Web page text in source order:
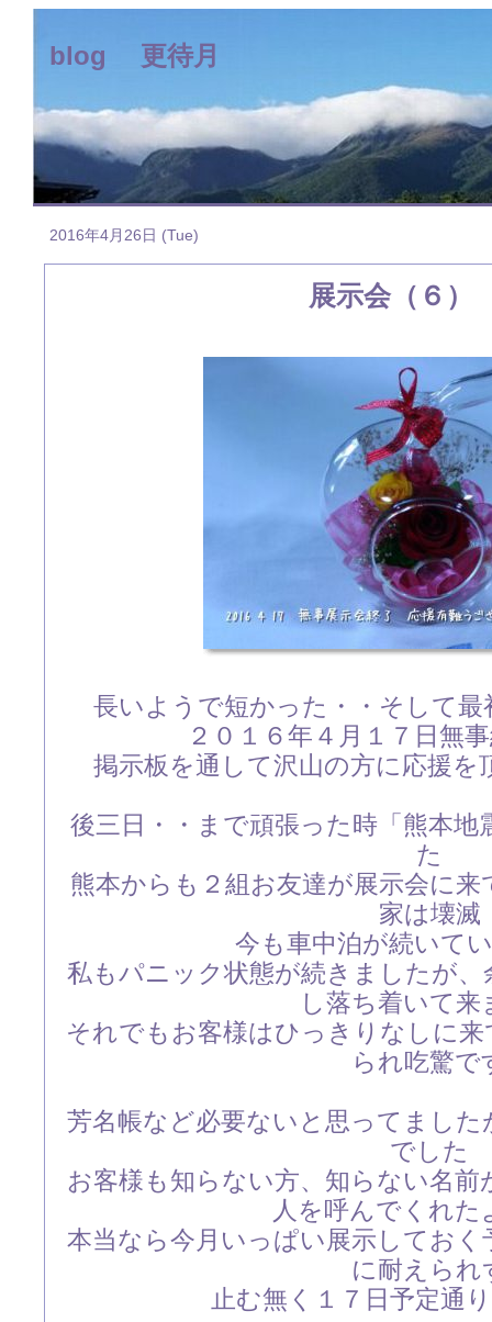
blog 更待月
2016年4月26日 (Tue)
展示会（６）
長いようで短かった・・そして
２０１６年４月１７日無
掲示板を通して沢山の方に応援
後三日・・まで頑張った時「熊本
た
熊本からも２組お友達が展示会に
家は壊滅
今も車中泊が続いて
私もパニック状態が続きましたが
し落ち着いて来
それでもお客様はひっきりなしに
られ吃驚で
芳名帳など必要ないと思ってまし
でした
お客様も知らない方、知らない名
人を呼んでくれた
本当なら今月いっぱい展示してお
に耐えられ
止む無く１７日予定通